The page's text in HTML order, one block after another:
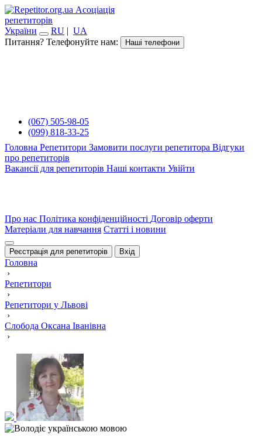
Асоціація
репетиторів
України
RU | UA
Питання? Телефонуйте нам:
Наші телефони
(067) 505-98-05
(099) 818-33-25
Головна Репетитори Замовити послуги репетитора Відгуки
про репетиторів
Вакансії для репетиторів Наші контакти Увійти
Про нас Політика конфіденційності Договір оферти
Матеріали для навчання Статті і новини
Реєстрація для репетиторів Вхід
Головна
›
Репетитори
›
Репетитори у Львові
›
Слобода Оксана Іванівна
›